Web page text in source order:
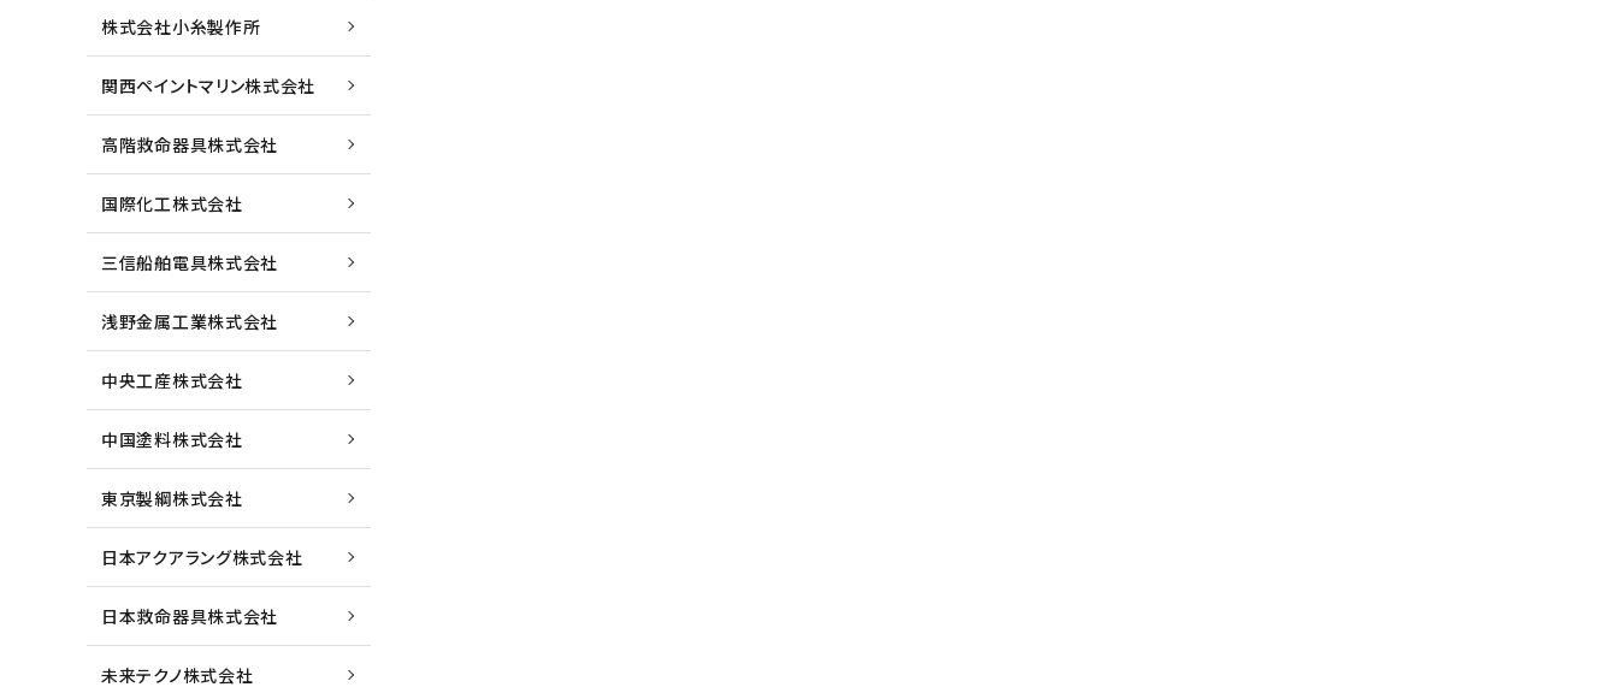
株式会社小糸製作所
関西ペイントマリン株式会社
高階救命器具株式会社
国際化工株式会社
三信船舶電具株式会社
浅野金属工業株式会社
中央工産株式会社
中国塗料株式会社
東京製綱株式会社
日本アクアラング株式会社
日本救命器具株式会社
未来テクノ株式会社